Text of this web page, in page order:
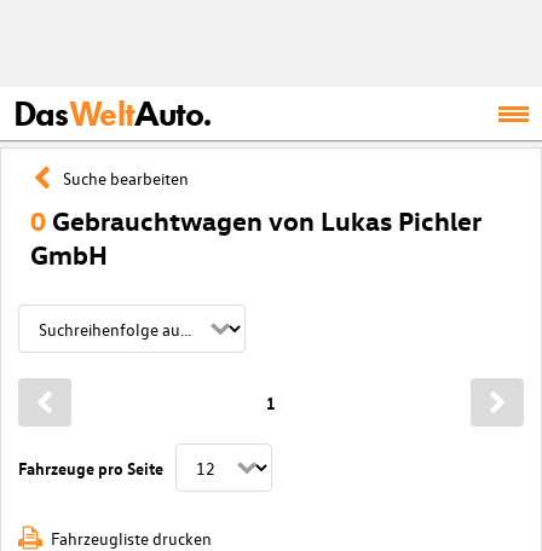
DasWeltAuto.
Suche bearbeiten
0 Gebrauchtwagen von Lukas Pichler
GmbH
Fahrzeuge pro Seite
1
Fahrzeugliste drucken